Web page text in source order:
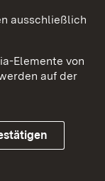
ausschließlich
Elemente von
auf der